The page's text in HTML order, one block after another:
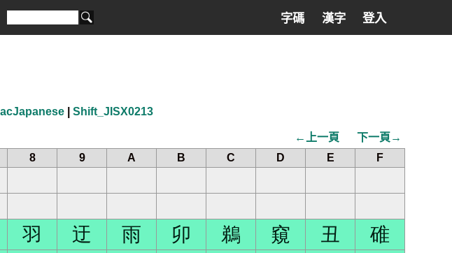
字碼 漢字 登入
Shift_JISX0213
←上一頁
下一頁→
8 9 A B C D E
F
羽 迂 雨 卯 鵜 窺 丑 碓